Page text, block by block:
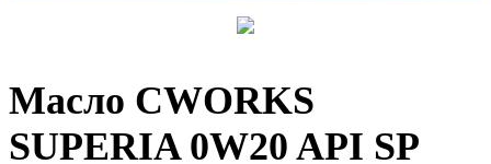
Масло CWORKS
SUPERIA 0W20 API SP